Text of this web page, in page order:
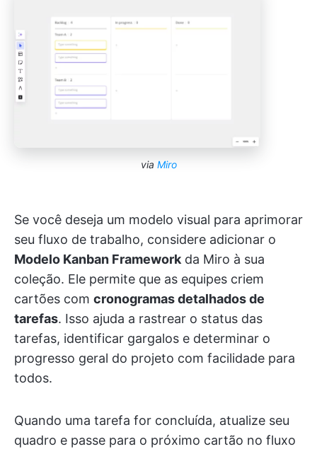
via Miro
Se você deseja um modelo visual para aprimorar
seu fluxo de trabalho, considere adicionar o
Modelo Kanban Framework da Miro à sua
coleção. Ele permite que as equipes criem
cartões com cronogramas detalhados de
tarefas. Isso ajuda a rastrear o status das
tarefas, identificar gargalos e determinar o
progresso geral do projeto com facilidade para
todos.
Quando uma tarefa for concluída, atualize seu
quadro e passe para o próximo cartão no fluxo